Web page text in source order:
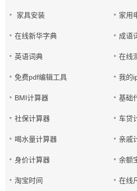
家具安装 家用
在线新华字典 成语
英语词典 在线
免费pdf编辑工具 我的
BMI计算器 基础
社保计算器 车贷
喝水量计算器 亲戚
身价计算器 余额
淘宝时间 在线